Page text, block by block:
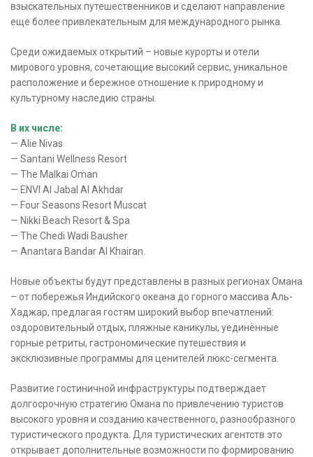
взыскательных путешественников и сделают направление
еще более привлекательным для международного рынка.
Среди ожидаемых открытий – новые курорты и отели
мирового уровня, сочетающие высокий сервис, уникальное
расположение и бережное отношение к природному и
культурному наследию страны.
В их числе:
— Alie Nivas
— Santani Wellness Resort
— The Malkai Oman
— ENVI Al Jabal Al Akhdar
— Four Seasons Resort Muscat
— Nikki Beach Resort & Spa
— The Chedi Wadi Bausher
— Anantara Bandar Al Khairan.
Новые объекты будут представлены в разных регионах Омана
– от побережья Индийского океана до горного массива Аль-
Хаджар, предлагая гостям широкий выбор впечатлений:
оздоровительный отдых, пляжные каникулы, уединённые
горные ретриты, гастрономические путешествия и
эксклюзивные программы для ценителей люкс-сегмента.
Развитие гостиничной инфраструктуры подтверждает
долгосрочную стратегию Омана по привлечению туристов
высокого уровня и созданию качественного, разнообразного
туристического продукта. Для туристических агентств это
открывает дополнительные возможности по формированию